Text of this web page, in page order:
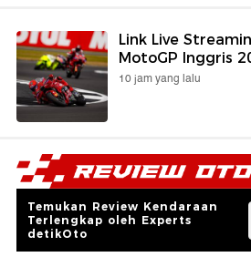
Link Live
MotoGP Inggris
10 jam yang lalu
Temukan Review Kendaraan
Terlengkap oleh Experts
detikOto